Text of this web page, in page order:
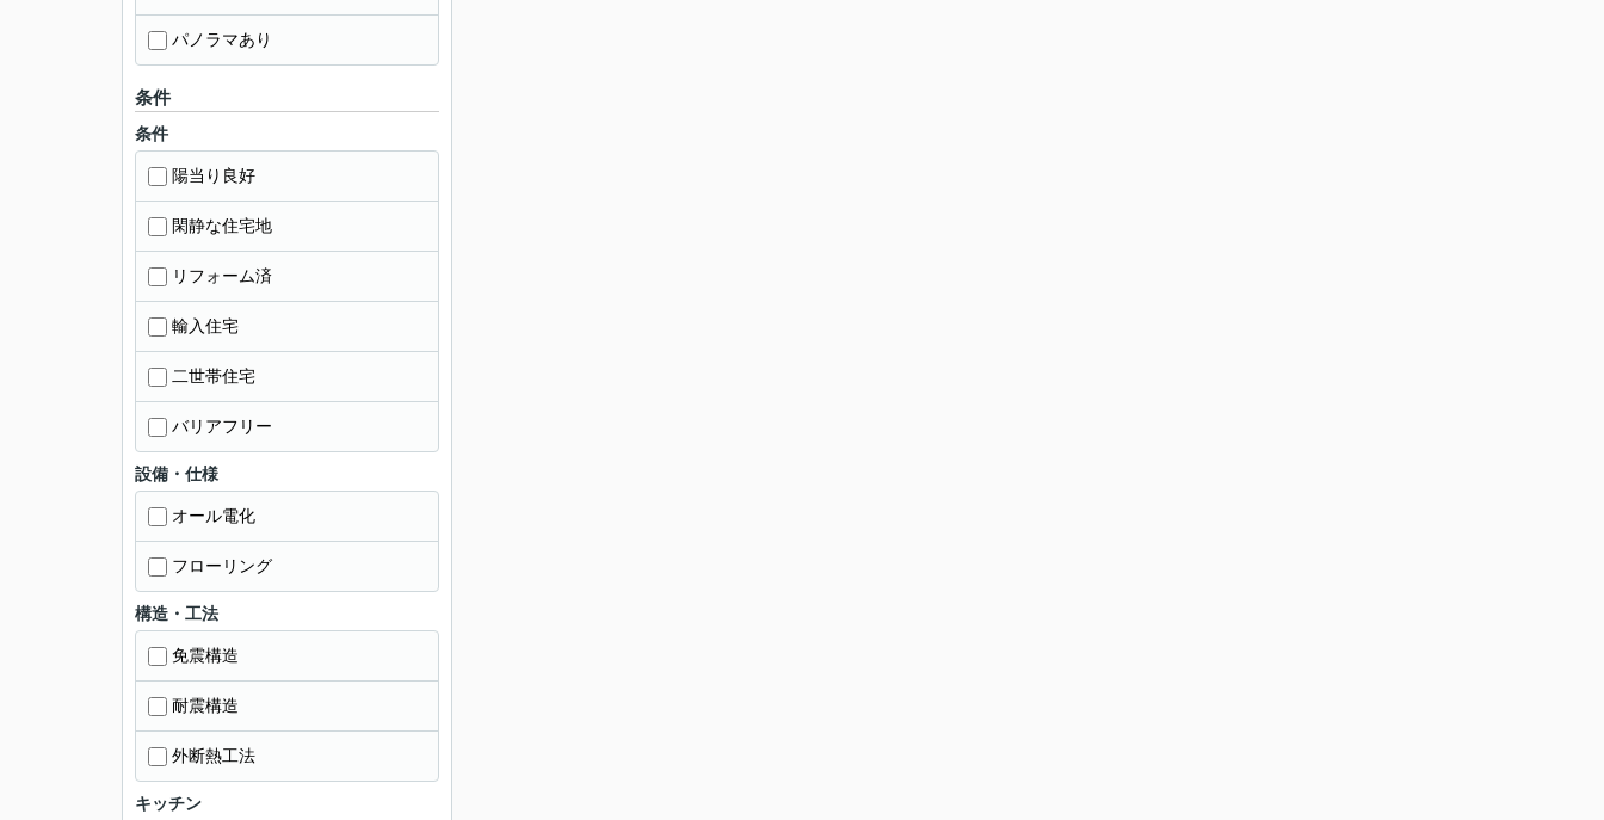
パノラマあり
条件
条件
陽当り良好
閑静な住宅地
リフォーム済
輸入住宅
二世帯住宅
バリアフリー
設備・仕様
オール電化
フローリング
構造・工法
免震構造
耐震構造
外断熱工法
キッチン